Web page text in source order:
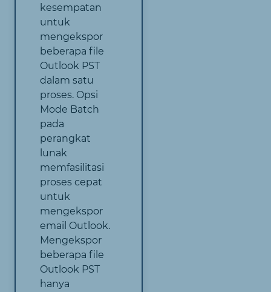
kesempatan
untuk
mengekspor
beberapa file
Outlook PST
dalam satu
proses. Opsi
Mode Batch
pada
perangkat
lunak
memfasilitasi
proses cepat
untuk
mengekspor
email Outlook.
Mengekspor
beberapa file
Outlook PST
hanya